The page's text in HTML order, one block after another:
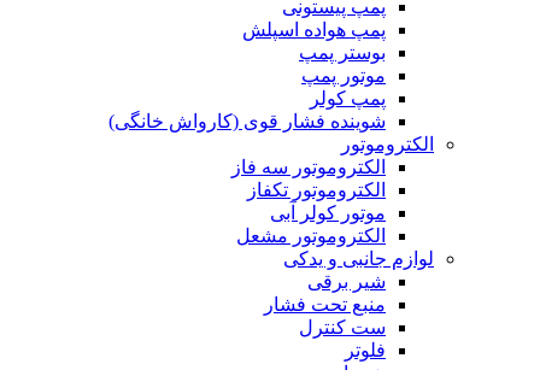
پمپ پیستونی
پمپ هواده اسپلش
بوستر پمپ
موتور پمپ
پمپ کولر
شوینده فشار قوی (کارواش خانگی)
الکتروموتور
الکتروموتور سه فاز
الکتروموتور تکفاز
موتور کولر آبی
الکتروموتور مشعل
لوازم جانبی و یدکی
شیر برقی
منبع تحت فشار
ست کنترل
فلوتر